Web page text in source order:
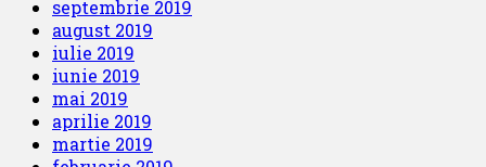
septembrie 2019
august 2019
iulie 2019
iunie 2019
mai 2019
aprilie 2019
martie 2019